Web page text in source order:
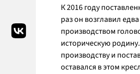
К 2016 году
раз он возглавил
производством
историческую
производству и
оставался в этом